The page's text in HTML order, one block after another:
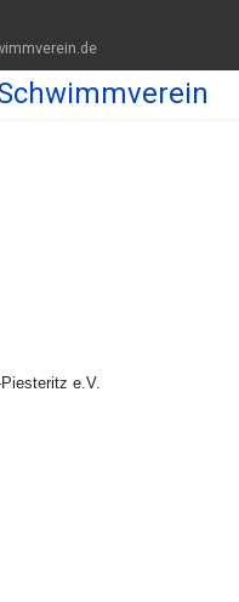
e.V.